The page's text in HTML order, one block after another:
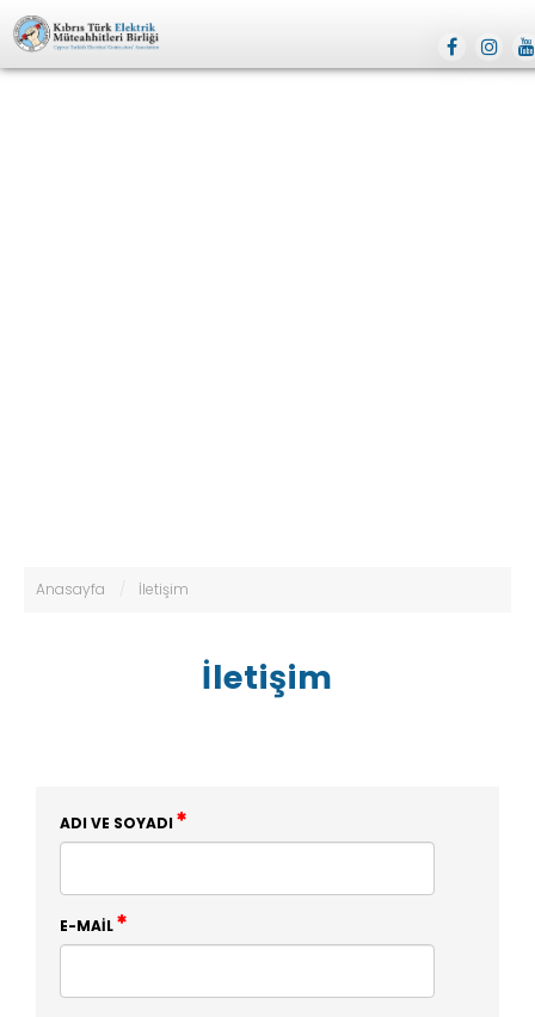
Anasayfa / İletişim
İletişim
ADI VE SOYADI
E-MAIL